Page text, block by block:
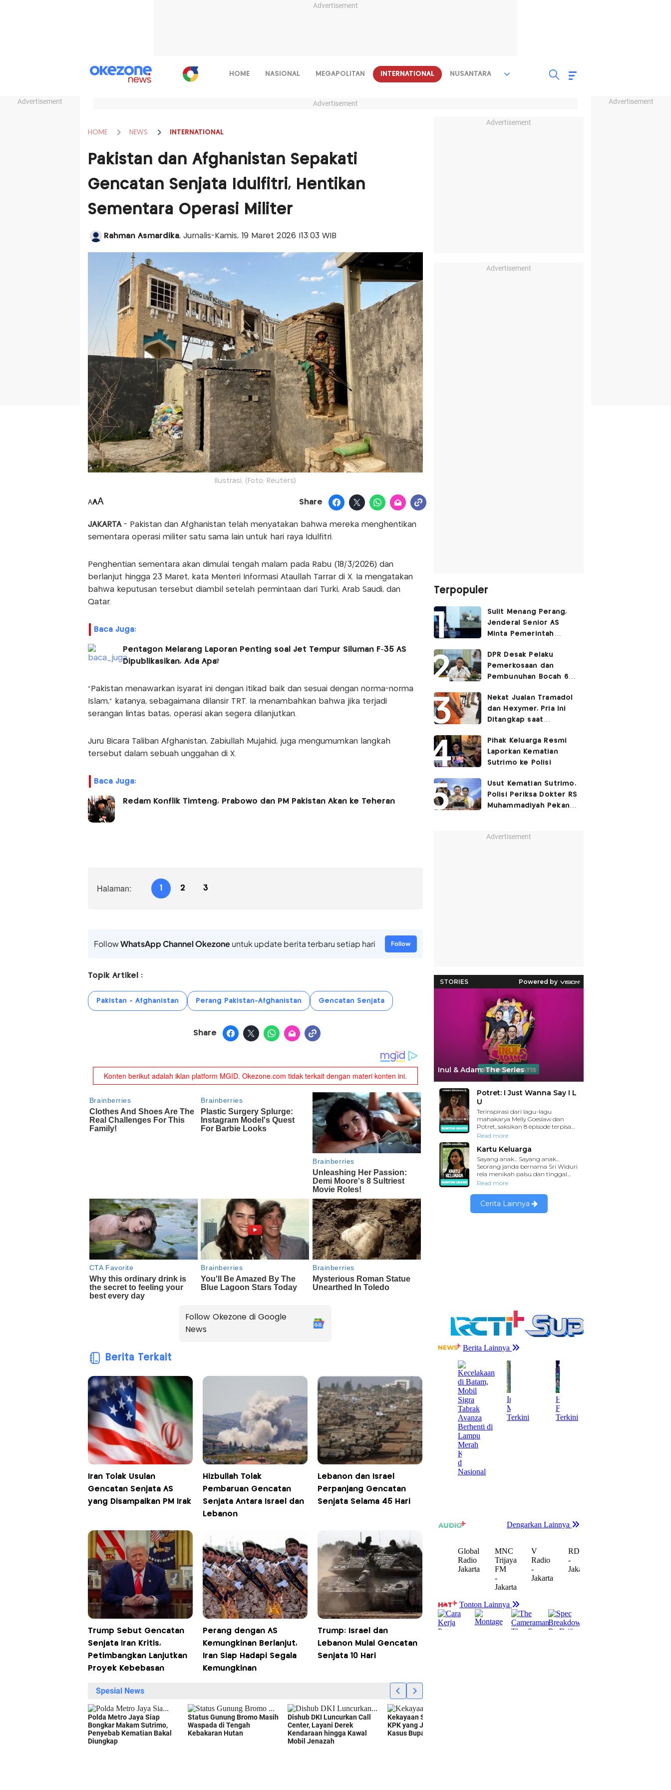
Advertisement
Advertisement Advertisement
HOME NASIONAL MEGAPOLITAN INTERNATIONAL NUSANTARA
Advertisement
HOME NEWS INTERNATIONAL
Pakistan dan Afghanistan Sepakati
Gencatan Senjata Idulfitri, Hentikan
Sementara Operasi Militer
Rahman Asmardika, Jurnalis-Kamis, 19 Maret 2026 |13:03 WIB
Ilustrasi. (Foto; Reuters)
AAA Share
JAKARTA - Pakistan dan Afghanistan telah menyatakan bahwa mereka menghentikan
sementara operasi militer satu sama lain untuk hari raya Idulfitri.
Penghentian sementara akan dimulai tengah malam pada Rabu (18/3/2026) dan
berlanjut hingga 23 Maret, kata Menteri Informasi Ataullah Tarrar di X. Ia mengatakan
bahwa keputusan tersebut diambil setelah permintaan dari Turki, Arab Saudi, dan
Qatar.
Baca Juga:
Pentagon Melarang Laporan Penting soal Jet Tempur Siluman F-35 AS
Dipublikasikan, Ada Apa?
“Pakistan menawarkan isyarat ini dengan itikad baik dan sesuai dengan norma-norma
Islam,” katanya, sebagaimana dilansir TRT. Ia menambahkan bahwa jika terjadi
serangan lintas batas, operasi akan segera dilanjutkan.
Juru Bicara Taliban Afghanistan, Zabiullah Mujahid, juga mengumumkan langkah
tersebut dalam sebuah unggahan di X.
Baca Juga:
Redam Konflik Timteng, Prabowo dan PM Pakistan Akan ke Teheran
Halaman: 1 2 3
FollowWhatsApp Channel Okezoneuntuk update berita terbaru setiap hari Follow
Topik Artikel :
Pakistan - Afghanistan Perang Pakistan-Afghanistan Gencatan Senjata
Share
Follow Okezone di Google
News
Berita Terkait
Iran Tolak Usulan
Gencatan Senjata AS
yang Disampaikan PM Irak
Hizbullah Tolak
Pembaruan Gencatan
Senjata Antara Israel dan
Lebanon
Lebanon dan Israel
Perpanjang Gencatan
Senjata Selama 45 Hari
Trump Sebut Gencatan
Senjata Iran Kritis,
Petimbangkan Lanjutkan
Proyek Kebebasan
Perang dengan AS
Kemungkinan Berlanjut,
Iran Siap Hadapi Segala
Kemungkinan
Trump: Israel dan
Lebanon Mulai Gencatan
Senjata 10 Hari
Advertisement
Advertisement
Terpopuler
Sulit Menang Perang,
Jenderal Senior AS
Minta Pemerintah
Lawan Iran
DPR Desak Pelaku
Pemerkosaan dan
Pembunuhan Bocah 6
Dihukum Seumur Hidup
Nekat Jualan Tramadol
dan Hexymer, Pria Ini
Ditangkap saat
Pihak Keluarga Resmi
Laporkan Kematian
Sutrimo ke Polisi
Usut Kematian Sutrimo,
Polisi Periksa Dokter RS
Muhammadiyah Pekan
Advertisement